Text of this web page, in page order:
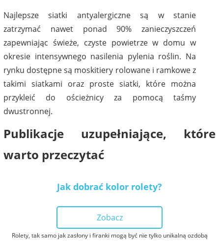
Najlepsze siatki antyalergiczne są w stanie
zatrzymać nawet ponad 90% zanieczyszczeń
zapewniając świeże, czyste powietrze w domu w
okresie intensywnego nasilenia pylenia roślin. Na
rynku dostępne są moskitiery rolowane i ramkowe z
takimi siatkami oraz proste siatki, które można
przykleić do ościeżnicy za pomocą taśmy
dwustronnej.
Publikacje uzupełniające, które
warto przeczytać
Jak dobrać kolor rolety?
Zobacz
Rolety, tak samo jak zasłony i firanki mogą być nie tylko unikalną ozdobą